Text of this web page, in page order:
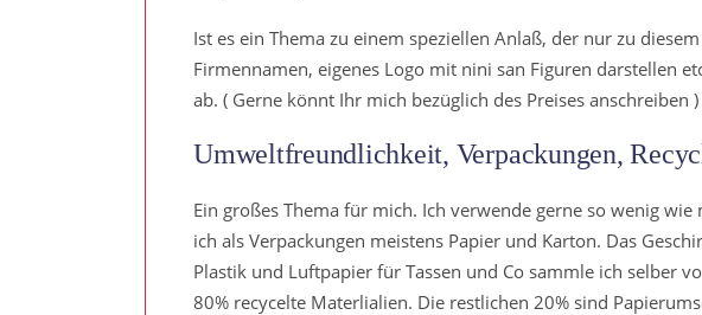
Ist es ein Thema zu einem speziellen Anlaß, der nur zu
Firmennamen, eigenes Logo mit nini san Figuren darstellen
ab. ( Gerne könnt Ihr mich bezüglich des Preises anschreiben )
Umweltfreundlichkeit, Verpackungen,
Ein großes Thema für mich. Ich verwende gerne so wenig
ich als Verpackungen meistens Papier und Karton. Das
Plastik und Luftpapier für Tassen und Co sammle ich selber
80% recycelte Materlialien. Die restlichen 20% sind